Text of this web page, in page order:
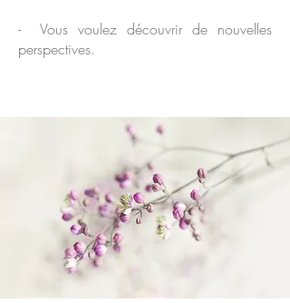
- Vous voulez découvrir de nouvelles
perspectives.